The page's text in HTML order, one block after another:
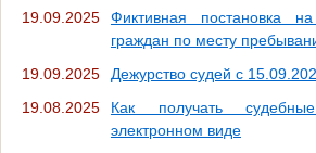
19.09.2025
Фиктивная постановка
граждан по месту
19.09.2025
Дежурство судей с
19.08.2025
Как получать
электронном виде